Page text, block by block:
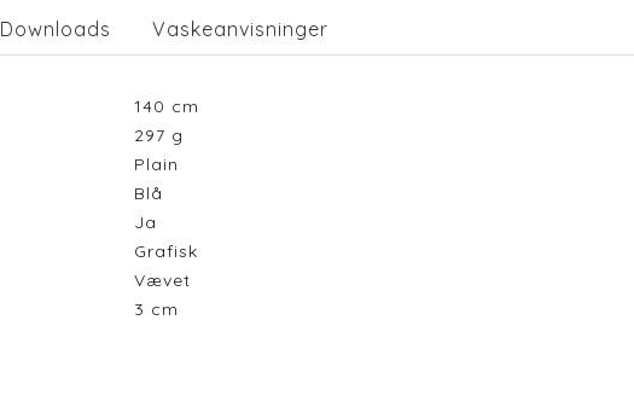
Downloads Vaskeanvisninger
140 cm
297 g
Plain
Blå
Ja
Grafisk
Vævet
3 cm